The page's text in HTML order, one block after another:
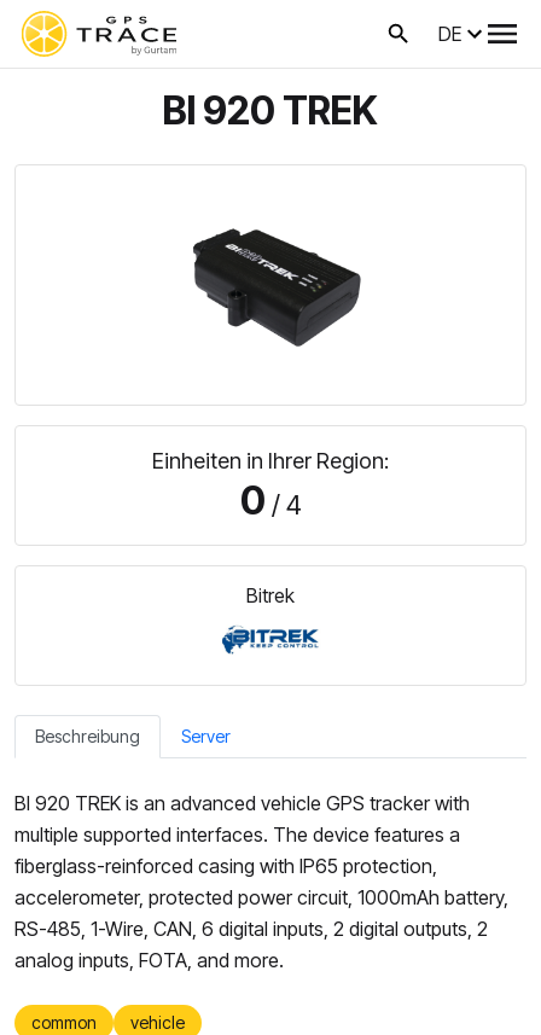
DE
BI 920 TREK
Einheiten in Ihrer Region:
0 / 4
Bitrek
Beschreibung Server
BI 920 TREK is an advanced vehicle GPS tracker with
multiple supported interfaces. The device features a
fiberglass-reinforced casing with IP65 protection,
accelerometer, protected power circuit, 1000mAh battery,
RS-485, 1-Wire, CAN, 6 digital inputs, 2 digital outputs, 2
analog inputs, FOTA, and more.
common vehicle